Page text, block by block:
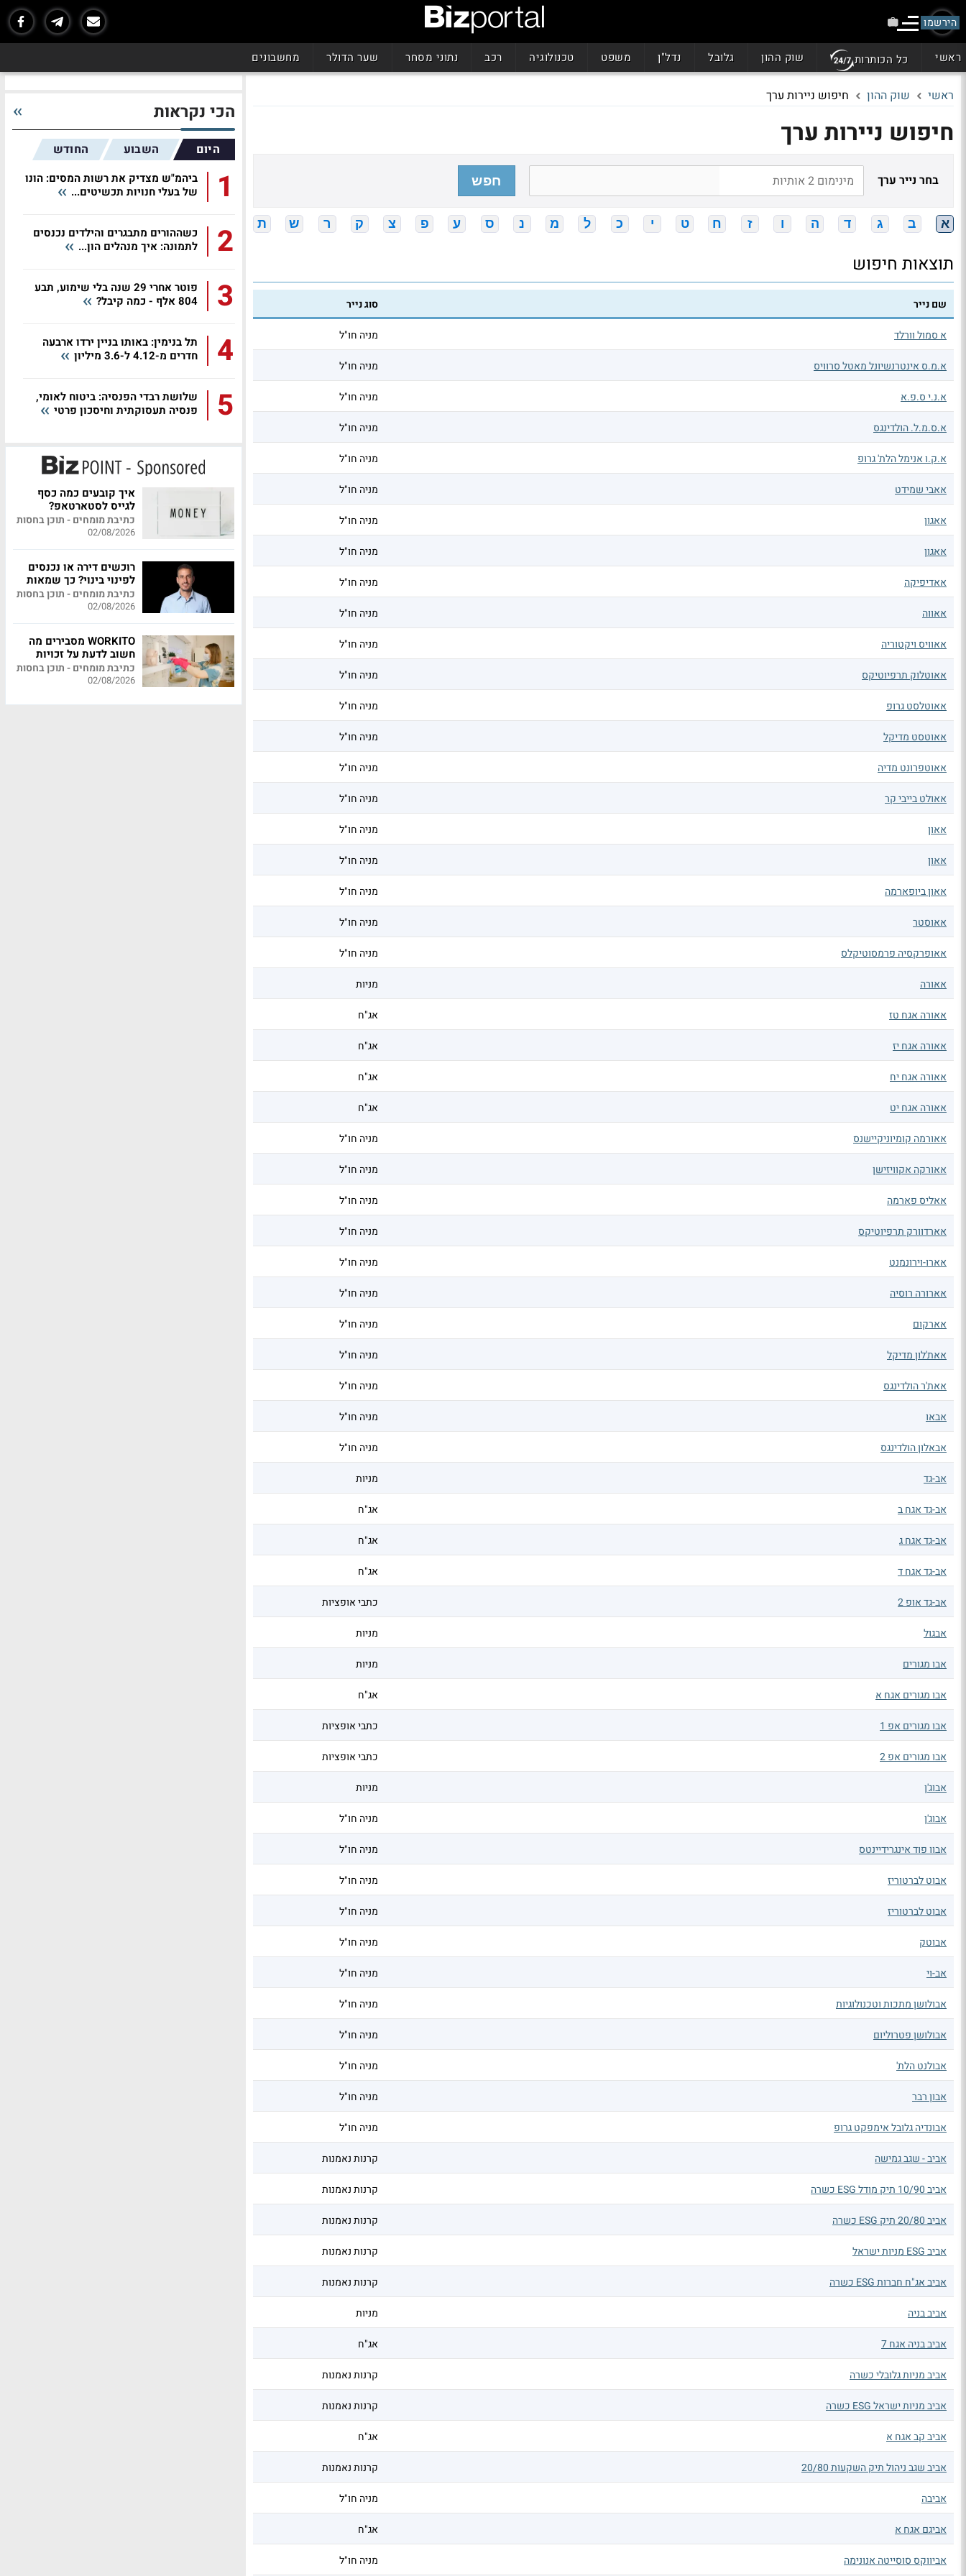
הירשמו
ראשי כל הכותרות שוק ההון גלובל נדל"ן משפט טכנולוגיה רכב נתוני מסחר שער הדולר מחשבונים
ראשי שוק ההון חיפוש ניירות ערך
חיפוש ניירות ערך
בחר נייר ערך חפש
א ב ג ד ה ו ז ח ט י כ ל מ נ ס ע פ צ ק ר ש ת
תוצאות חיפוש
שם נייר סוג נייר
א סמול וורלד מניה חו"ל
א.מ.ס אינטרנשיונל מאטל סרוויס מניה חו"ל
א.נ.י ס.פ.א מניה חו"ל
א.ס.מ.ל. הולדינגס מניה חו"ל
א.ק.ו אנימל הלת' גרופ מניה חו"ל
אאבי שמידט מניה חו"ל
אאגון מניה חו"ל
אאגון מניה חו"ל
אאדיפיקה מניה חו"ל
אאווה מניה חו"ל
אאוויס ויקטוריה מניה חו"ל
אאוטלוק תרפיוטיקס מניה חו"ל
אאוטלסט גרופ מניה חו"ל
אאוטסט מדיקל מניה חו"ל
אאוטפרונט מדיה מניה חו"ל
אאולט בייבי קר מניה חו"ל
אאון מניה חו"ל
אאון מניה חו"ל
אאון ביופארמה מניה חו"ל
אאוסטר מניה חו"ל
אאופרקסיה פרמסוטיקלס מניה חו"ל
אאורה מניות
אאורה אגח טז אג"ח
אאורה אגח יז אג"ח
אאורה אגח יח אג"ח
אאורה אגח יט אג"ח
אאורמה קומיוניקיישנס מניה חו"ל
אאורקה אקוויזישן מניה חו"ל
אאליס פארמה מניה חו"ל
אארדוורק תרפיוטיקס מניה חו"ל
אארו-וירונמנט מניה חו"ל
אארורה רוסיה מניה חו"ל
אארקום מניה חו"ל
אאת'לון מדיקל מניה חו"ל
אאת'ר הולדינגס מניה חו"ל
אבאו מניה חו"ל
אבאלון הולדינגס מניה חו"ל
אב-גד מניות
אב-גד אגח ב אג"ח
אב-גד אגח ג אג"ח
אב-גד אגח ד אג"ח
אב-גד אופ 2 כתבי אופציות
אבגול מניות
אבו מגורים מניות
אבו מגורים אגח א אג"ח
אבו מגורים אפ 1 כתבי אופציות
אבו מגורים אפ 2 כתבי אופציות
אבוג'ן מניות
אבוג'ן מניה חו"ל
אבוו פוד אינגרידיינטס מניה חו"ל
אבוט לברטוריז מניה חו"ל
אבוט לברטוריז מניה חו"ל
אבוטק מניה חו"ל
אב-וי מניה חו"ל
אבולושן מתכות וטכנולוגיות מניה חו"ל
אבולושן פטרוליום מניה חו"ל
אבולנט הלת' מניה חו"ל
אבון רבר מניה חו"ל
אבונדיה גלובל אימפקט גרופ מניה חו"ל
אביב - שגב גמישה קרנות נאמנות
אביב 10/90 תיק מודל ESG כשרה קרנות נאמנות
אביב 20/80 תיק ESG כשרה קרנות נאמנות
אביב ESG מניות ישראל קרנות נאמנות
אביב אג"ח חברות ESG כשרה קרנות נאמנות
אביב בניה מניות
אביב בניה אגח 7 אג"ח
אביב מניות גלובלי כשרה קרנות נאמנות
אביב מניות ישראל ESG כשרה קרנות נאמנות
אביב קב אגח א אג"ח
אביב שגב ניהול תיק השקעות 20/80 קרנות נאמנות
אביבה מניה חו"ל
אביגם אגח א אג"ח
אביווקס סוסייטה אנונימה מניה חו"ל
הכי נקראות
היום השבוע החודש
1
ביהמ"ש מצדיק את רשות המסים: הונו
של בעלי חנויות תכשיטים...
2
כשההורים מתבגרים והילדים נכנסים
לתמונה: איך מנהלים הון...
3
פוטר אחרי 29 שנה בלי שימוע, תבע
804 אלף - כמה קיבל?
4
תל בנימין: באותו בניין ירדו ארבעה
חדרים מ-4.12 ל-3.6 מיליון
5
שלושת רבדי הפנסיה: ביטוח לאומי,
פנסיה תעסוקתית וחיסכון פרטי
איך קובעים כמה כסף
לגייס לסטארטאפ?
כתיבת מומחים - תוכן בחסות
02/08/2026
רוכשים דירה או נכנסים
לפינוי בינוי? כך שמאות
מקצועית יכולה לחסוך
לכם מאות אלפי שקלים
כתיבת מומחים - תוכן בחסות
02/08/2026
WORKITO מסבירים מה
חשוב לדעת על זכויות
עובדי משק בית
כתיבת מומחים - תוכן בחסות
02/08/2026